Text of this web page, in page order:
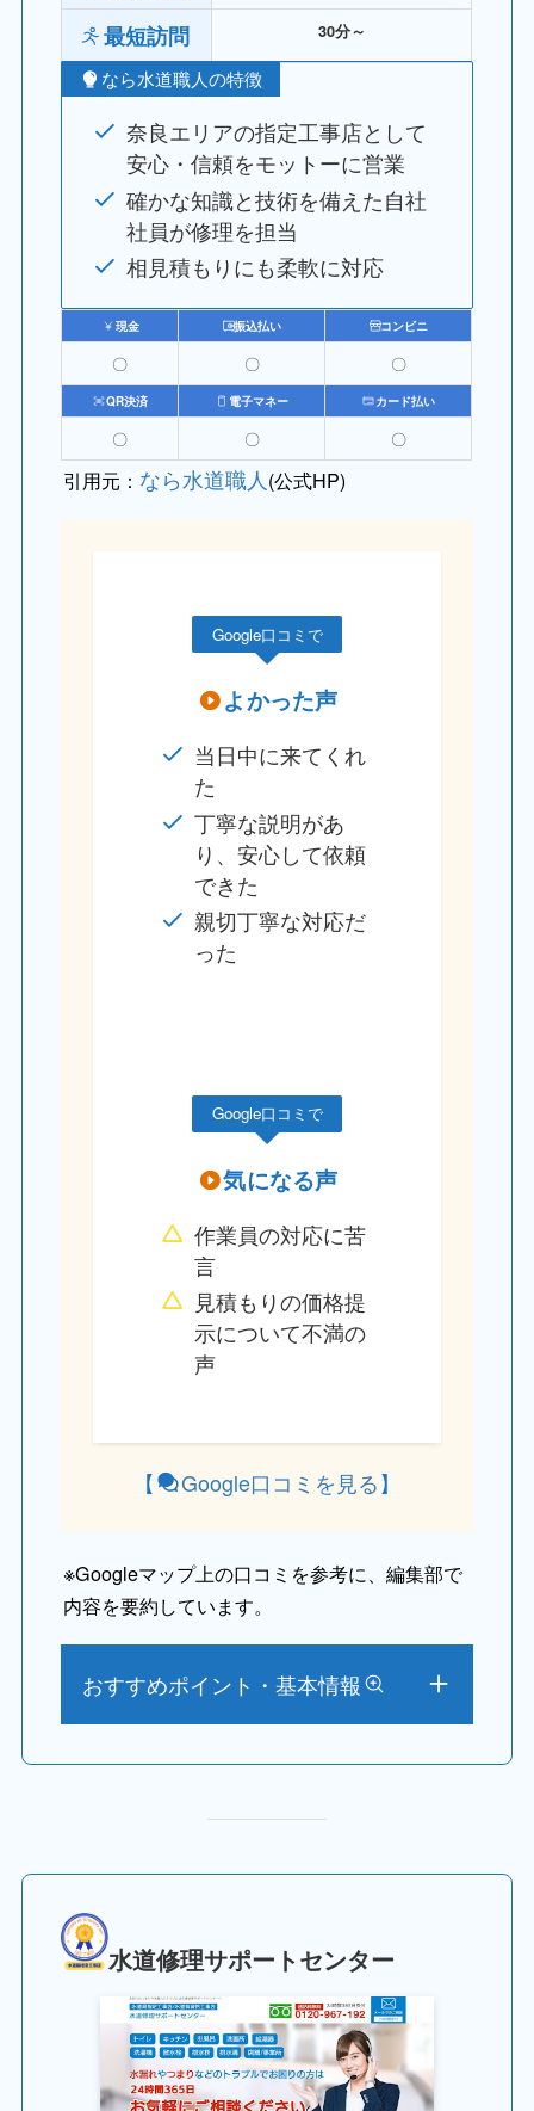
最短訪問 30分～
なら水道職人の特徴
奈良エリアの指定工事店として
安心・信頼をモットーに営業
確かな知識と技術を備えた自社
社員が修理を担当
相見積もりにも柔軟に対応
現金 振込払い コンビニ
〇 〇 〇
QR決済 電子マネー カード払い
〇 〇 〇
引用元： なら水道職人(公式HP)
Google口コミで
よかった声
当日中に来てくれ
た
丁寧な説明があ
り、安心して依頼
できた
親切丁寧な対応だ
った
Google口コミで
気になる声
作業員の対応に苦
言
見積もりの価格提
示について不満の
声
【 Google口コミを見る】
※Googleマップ上の口コミを参考に、編集部で
内容を要約しています。
おすすめポイント・基本情報
水道修理サポートセンター